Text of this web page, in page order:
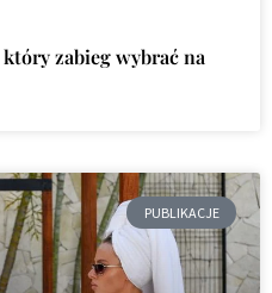
zabieg wybrać na
PUBLIKACJE